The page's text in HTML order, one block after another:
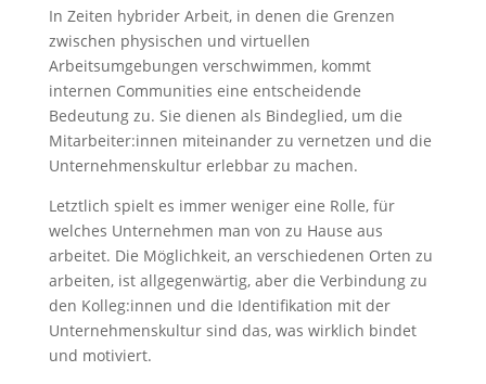
In Zeiten hybrider Arbeit, in denen die Grenzen
zwischen physischen und virtuellen
Arbeitsumgebungen verschwimmen, kommt
internen Communities eine entscheidende
Bedeutung zu. Sie dienen als Bindeglied, um die
Mitarbeiter:innen miteinander zu vernetzen und die
Unternehmenskultur erlebbar zu machen.
Letztlich spielt es immer weniger eine Rolle, für
welches Unternehmen man von zu Hause aus
arbeitet. Die Möglichkeit, an verschiedenen Orten zu
arbeiten, ist allgegenwärtig, aber die Verbindung zu
den Kolleg:innen und die Identifikation mit der
Unternehmenskultur sind das, was wirklich bindet
und motiviert.